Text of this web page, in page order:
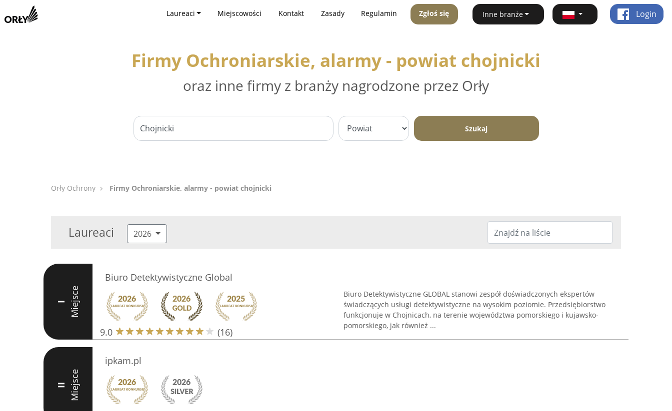
Laureaci Miejscowości Kontakt Zasady Regulamin Zgłoś się Inne branże Login
Firmy Ochroniarskie, alarmy - powiat chojnicki
oraz inne firmy z branży nagrodzone przez Orły
Szukaj
Orły Ochrony Firmy Ochroniarskie, alarmy - powiat chojnicki
Laureaci 2026
I Miejsce
Biuro Detektywistyczne Global
9.0 (16)
Biuro Detektywistyczne GLOBAL stanowi zespół doświadczonych ekspertów
świadczących usługi detektywistyczne na wysokim poziomie. Przedsiębiorstwo
funkcjonuje w Chojnicach, na terenie województwa pomorskiego i kujawsko-
pomorskiego, jak również ...
II Miejsce
ipkam.pl